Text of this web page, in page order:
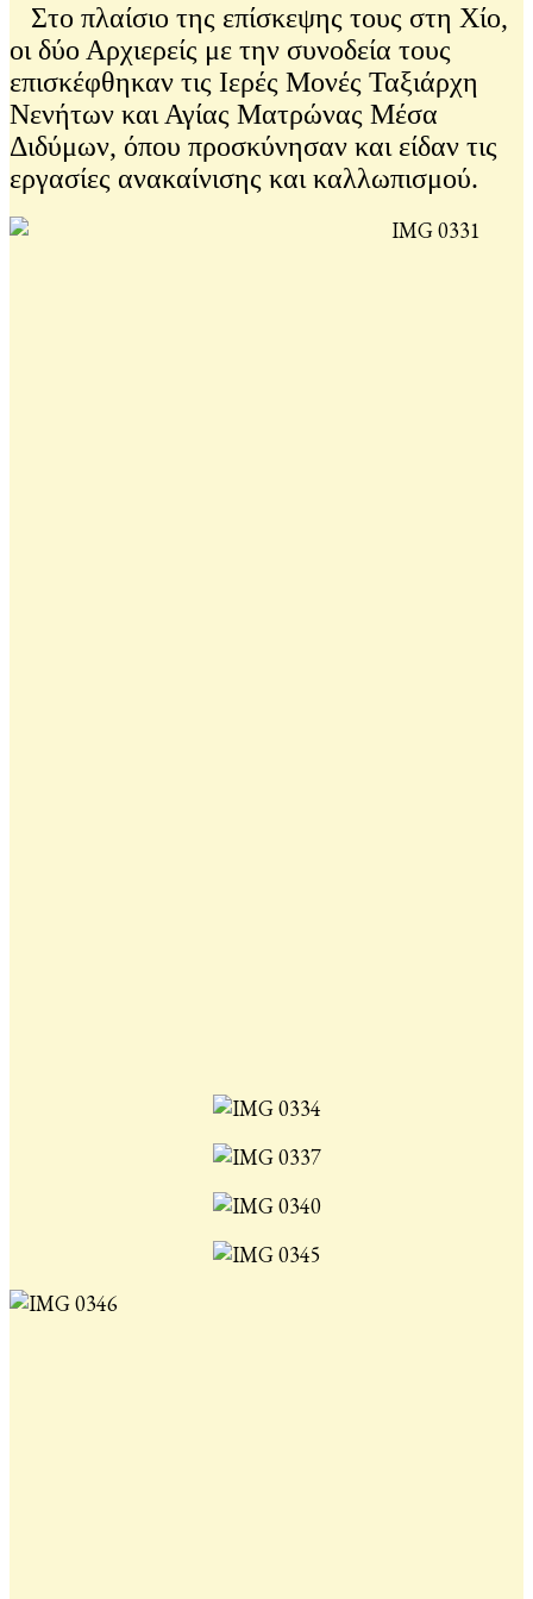
Στο πλαίσιο της επίσκεψης τους στη Χίο,
οι δύο Αρχιερείς με την συνοδεία τους
επισκέφθηκαν τις Ιερές Μονές Ταξιάρχη
Νενήτων και Αγίας Ματρώνας Μέσα
Διδύμων, όπου προσκύνησαν και είδαν τις
εργασίες ανακαίνισης και καλλωπισμού.